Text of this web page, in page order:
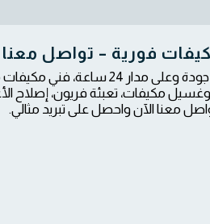
فورية – تواصل معنا
نقدم خدمات تركيب وصيانة مكيفات في جنوب الرياض
مكيفات، تعبئة فريون، إصلاح
معنا الآن واحصل على تبريد مثالي.